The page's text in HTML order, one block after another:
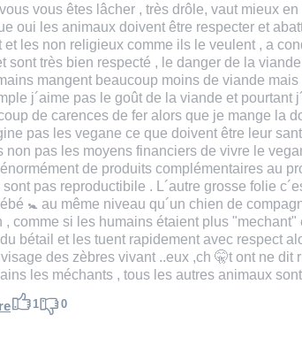
vous êtes lâcher , très drôle, vaut mieux
oui les animaux doivent être respecter et
et les non religieux comme ils le veulent , a
sont très bien respecté , le danger de la
mangent beaucoup moins de viande
j´aime pas le goût de la viande et pourtant
de carences de fer alors que je mange la
pas les vegane ce que doivent être leur
non pas les moyens financiers de vivre le
de produits complémentaires au
pas reproductibile . L´autre grosse folie
🚼 au même niveau qu´un chien de
, comme si les humains étaient plus
bétail et les tuent rapidement avec respect
des zèbres vivant ..eux ,ch 🤫t ont ne dit
les méchants , tous les autres animaux
1 0